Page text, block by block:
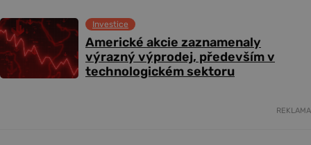
Americké akcie zaznamenaly
výrazný výprodej, především v
technologickém sektoru
Investice
REKLAMA